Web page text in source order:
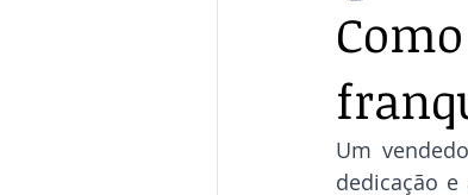
Um
dedicação